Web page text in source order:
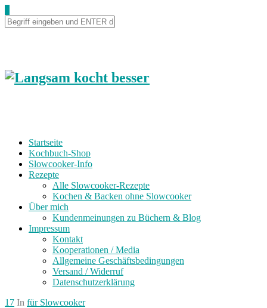
to
Recipe
Startseite
Kochbuch-Shop
Slowcooker-Info
Rezepte
Alle Slowcooker-Rezepte
Kochen & Backen ohne Slowcooker
Über mich
Kundenmeinungen zu Büchern & Blog
Impressum
Kontakt
Kooperationen / Media
Allgemeine Geschäftsbedingungen
Versand / Widerruf
Datenschutzerklärung
17 In für Slowcooker